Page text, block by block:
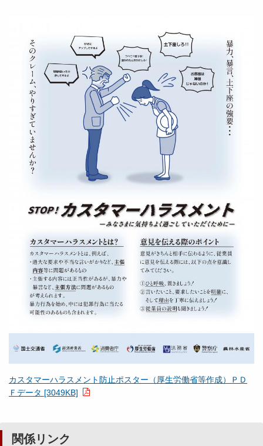
カスタマーハラスメント防止ポスター（厚生労働省等作成）ＰＤ
Ｆデータ [3049KB]
関係リンク